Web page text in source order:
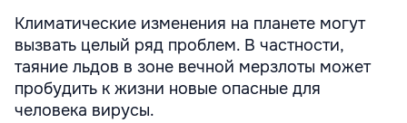
Климатические изменения на планете могут
вызвать целый ряд проблем. В частности,
таяние льдов в зоне вечной мерзлоты может
пробудить к жизни новые опасные для
человека вирусы.